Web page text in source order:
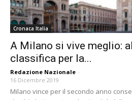
Cronaca Italia
A Milano si vive meglio:
classifica per la...
Redazione Nazionale -
16 Dicembre 2019
Milano vince per il secondo anno